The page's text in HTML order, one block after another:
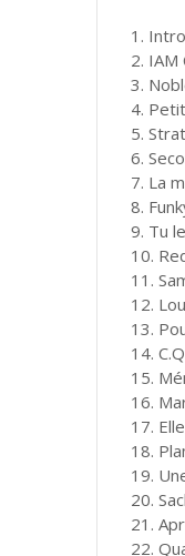
1.
2. IAM
3.
4.
5.
6.
7. La
8.
9. Tu
10.
11.
12.
13.
14.
15.
16.
17.
18.
19.
20.
21.
22.